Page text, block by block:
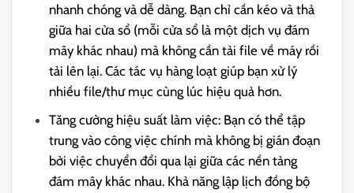
nhanh chóng và dễ dàng. Bạn chỉ cần kéo và thả
giữa hai cửa sổ (mỗi cửa sổ là một dịch vụ đám
mây khác nhau) mà không cần tải file về máy rồi
tải lên lại. Các tác vụ hàng loạt giúp bạn xử lý
nhiều file/thư mục cùng lúc hiệu quả hơn.
Tăng cường hiệu suất làm việc: Bạn có thể tập
trung vào công việc chính mà không bị gián đoạn
bởi việc chuyển đổi qua lại giữa các nền tảng
đám mây khác nhau. Khả năng lập lịch đồng bộ